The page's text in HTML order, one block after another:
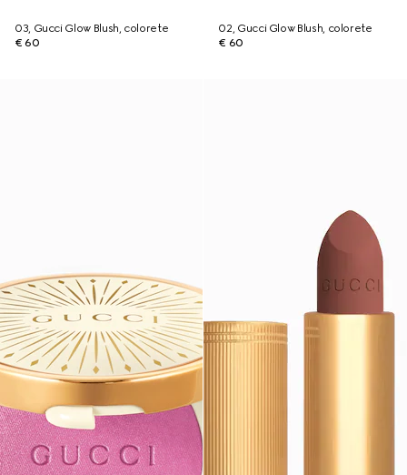
03, Gucci Glow Blush, colorete
€ 60
02, Gucci Glow Blush, colorete
€ 60